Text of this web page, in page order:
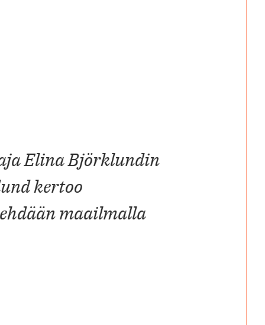
Elina Björklundin
kertoo
maailmalla